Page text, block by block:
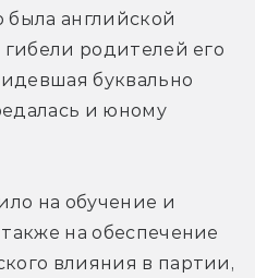
была английской
родителей его
буквально
и юному
на обучение и
на обеспечение
влияния в партии,